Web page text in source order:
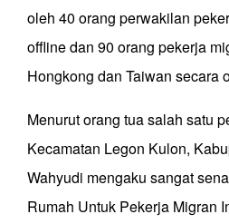
oleh 40 orang perwakilan
offline dan 90 orang pekerja
Hongkong dan Taiwan secara
Menurut orang tua salah satu
Kecamatan Legon Kulon,
Wahyudi mengaku sangat
Rumah Untuk Pekerja Migran